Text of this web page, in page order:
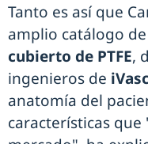
Tanto es así que
amplio catálogo
cubierto de PTFE,
ingenieros de
anatomía del
características que